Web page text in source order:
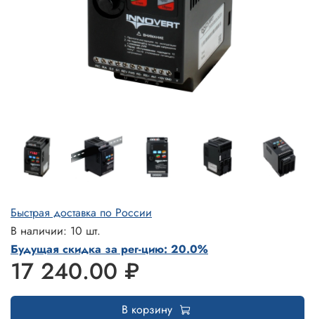
Быстрая доставка по России
В наличии: 10 шт.
Будущая скидка за рег-цию: 20.0%
17 240.00 ₽
В корзину